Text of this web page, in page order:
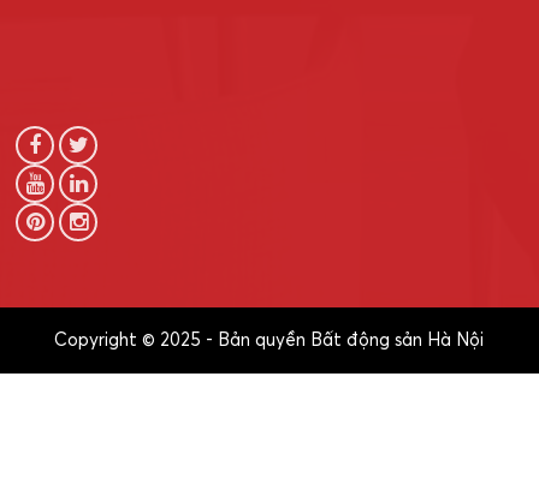
Copyright © 2025 - Bản quyền Bất động sản Hà Nội